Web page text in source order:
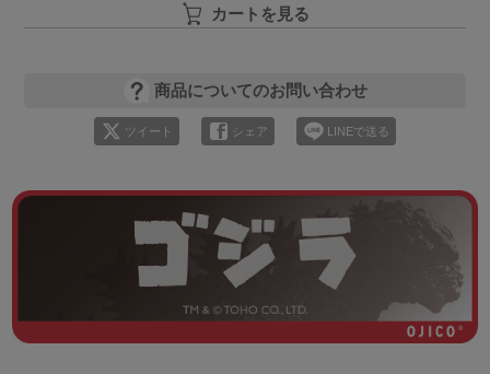
カートを見る
商品についてのお問い合わせ
ツイート シェア LINEで送る